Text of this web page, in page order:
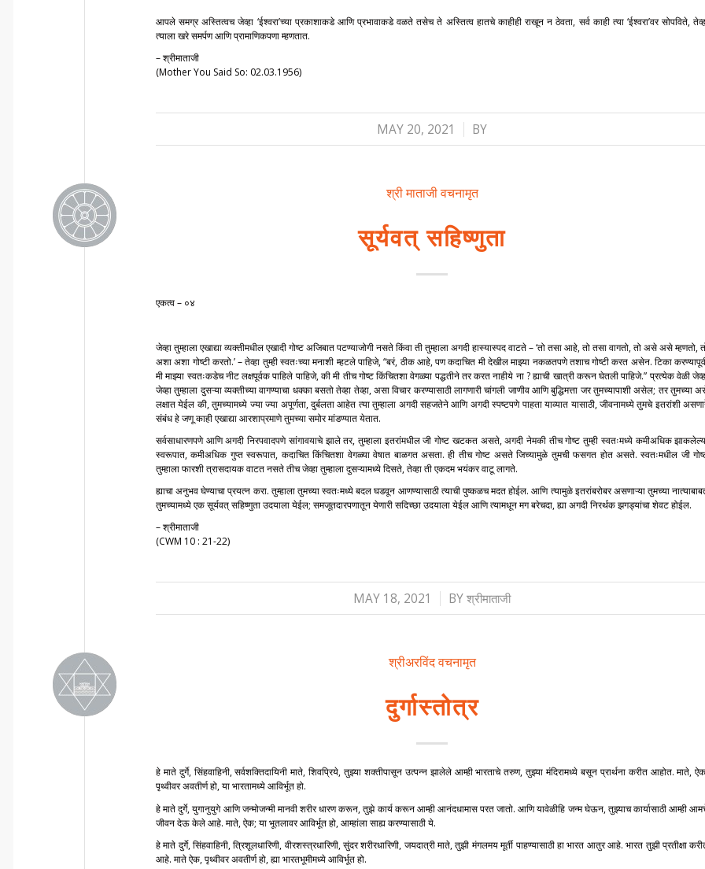
आपले समग्र अस्तित्वच जेव्हा ‘ईश्वरा’च्या प्रकाशाकडे आणि प्रभावाकडे वळते तसेच ते अस्तित्व हातचे काहीही राखून न ठेवता, सर्व काही त्या ‘ईश्वरा’वर सोपविते,
त्याला खरे समर्पण आणि प्रामाणिकपणा म्हणतात.
– श्रीमाताजी
(Mother You Said So: 02.03.1956)
MAY 20, 2021
/ BY
श्री माताजी वचनामृत
सूर्यवत् सहिष्णुता
एकत्व – ०४
जेव्हा तुम्हाला एखाद्या व्यक्तीमधील एखादी गोष्ट अजिबात पटण्याजोगी नसते किंवा ती तुम्हाला अगदी हास्यास्पद वाटते – ‘तो तसा आहे, तो तसा वागतो, तो असे असे म्हणतो,
अशा अशा गोष्टी करतो.’ – तेव्हा तुम्ही स्वतःच्या मनाशी म्हटले पाहिजे, “बरं, ठीक आहे, पण कदाचित मी देखील माझ्या नकळतपणे तशाच गोष्टी करत असेन. टिका
मी माझ्या स्वतःकडेच नीट लक्षपूर्वक पाहिले पाहिजे, की मी तीच गोष्ट किंचितशा वेगळ्या पद्धतीने तर करत नाहीये ना ? ह्याची खात्री करून घेतली पाहिजे.” प्रत्येक वेळी
जेव्हा तुम्हाला दुसऱ्या व्यक्तीच्या वागण्याचा धक्का बसतो तेव्हा तेव्हा, असा विचार करण्यासाठी लागणारी चांगली जाणीव आणि बुद्धिमत्ता जर तुमच्यापाशी असेल; तर तुमच्या
लक्षात येईल की, तुमच्यामध्ये ज्या ज्या अपूर्णता, दुर्बलता आहेत त्या तुम्हाला अगदी सहजतेने आणि अगदी स्पष्टपणे पाहता याव्यात यासाठी, जीवनामध्ये तुमचे इतरांशी
संबंध हे जणू काही एखाद्या आरशाप्रमाणे तुमच्या समोर मांडण्यात येतात.
सर्वसाधारणपणे आणि अगदी निरपवादपणे सांगावयाचे झाले तर, तुम्हाला इतरांमधील जी गोष्ट खटकत असते, अगदी नेमकी तीच गोष्ट तुम्ही स्वतःमध्ये कमीअधिक
स्वरूपात, कमीअधिक गुप्त स्वरूपात, कदाचित किंचितशा वेगळ्या वेषात बाळगत असता. ही तीच गोष्ट असते जिच्यामुळे तुमची फसगत होत असते. स्वतःमधील जी
तुम्हाला फारशी त्रासदायक वाटत नसते तीच जेव्हा तुम्हाला दुसऱ्यामध्ये दिसते, तेव्हा ती एकदम भयंकर वाटू लागते.
ह्याचा अनुभव घेण्याचा प्रयत्न करा. तुम्हाला तुमच्या स्वतःमध्ये बदल घडवून आणण्यासाठी त्याची पुष्कळच मदत होईल. आणि त्यामुळे इतरांबरोबर असणाऱ्या तुमच्या
तुमच्यामध्ये एक सूर्यवत् सहिष्णुता उदयाला येईल; समजूतदारपणातून येणारी सदिच्छा उदयाला येईल आणि त्यामधून मग बरेचदा, ह्या अगदी निरर्थक झगड्यांचा शेवट होईल.
– श्रीमाताजी
(CWM 10 : 21-22)
MAY 18, 2021
/ BYश्रीमाताजी
श्रीअरविंद वचनामृत
दुर्गास्तोत्र
हे माते दुर्गे, सिंहवाहिनी, सर्वशक्तिदायिनी माते, शिवप्रिये, तुझ्या शक्तीपासून उत्पन्न झालेले आम्ही भारताचे तरुण, तुझ्या मंदिरामध्ये बसून प्रार्थना करीत आहोत. माते,
पृथ्वीवर अवतीर्ण हो, या भारतामध्ये आविर्भूत हो.
हे माते दुर्गे, युगानुयुगे आणि जन्मोजन्मी मानवी शरीर धारण करून, तुझे कार्य करून आम्ही आनंदधामास परत जातो. आणि यावेळीहि जन्म घेऊन, तुझ्याच कार्यासाठी आम्ही
जीवन देऊ केले आहे. माते, ऐक; या भूतलावर आविर्भूत हो, आम्हांला साह्य करण्यासाठी ये.
हे माते दुर्गे, सिंहवाहिनी, त्रिशूलधारिणी, वीरशस्त्रधारिणी, सुंदर शरीरधारिणी, जयदात्री माते, तुझी मंगलमय मूर्ती पाहण्यासाठी हा भारत आतुर आहे. भारत तुझी प्रतीक्षा
आहे. माते ऐक, पृथ्वीवर अवतीर्ण हो, ह्या भारतभूमीमध्ये आविर्भूत हो.